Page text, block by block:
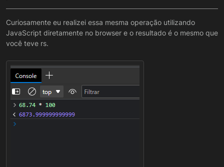
Curiosamente eu realizei essa mesma operação utilizando
JavaScript diretamente no browser e o resultado é o mesmo que
você teve rs.